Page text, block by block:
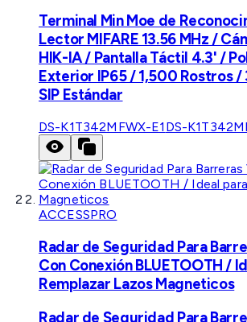
Terminal Min Moe de
Lector MIFARE 13.56 MHz /
HIK-IA / Pantalla Táctil 4.3' /
Exterior IP65 / 1,500 Rostros
SIP Estándar
DS-K1T342MFWX-E1 DS-
ACCESSPRO
Radar de Seguridad Para
Con Conexión BLUETOOTH /
Remplazar Lazos Magneticos
Radar de Seguridad Para